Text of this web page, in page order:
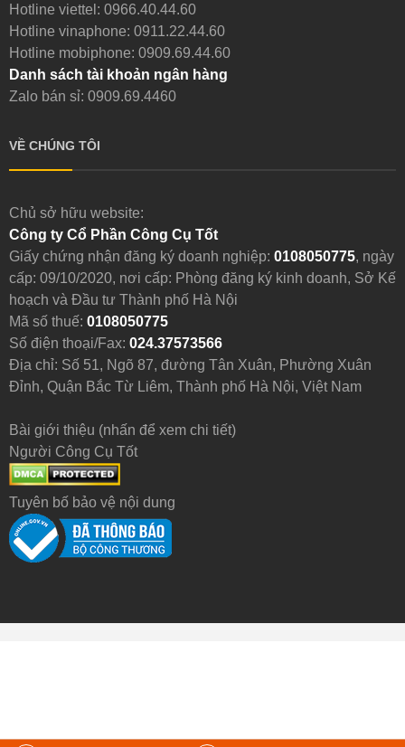
Hotline viettel: 0966.40.44.60
Hotline vinaphone: 0911.22.44.60
Hotline mobiphone: 0909.69.44.60
Danh sách tài khoản ngân hàng
Zalo bán sỉ: 0909.69.4460
VỀ CHÚNG TÔI
Chủ sở hữu website:
Công ty Cổ Phần Công Cụ Tốt
Giấy chứng nhận đăng ký doanh nghiệp: 0108050775, ngày
cấp: 09/10/2020, nơi cấp: Phòng đăng ký kinh doanh, Sở Kế
hoạch và Đầu tư Thành phố Hà Nội
Mã số thuế: 0108050775
Số điện thoại/Fax: 024.37573566
Địa chỉ: Số 51, Ngõ 87, đường Tân Xuân, Phường Xuân
Đỉnh, Quận Bắc Từ Liêm, Thành phố Hà Nội, Việt Nam
Bài giới thiệu (nhấn để xem chi tiết)
Người Công Cụ Tốt
Tuyên bố bảo vệ nội dung